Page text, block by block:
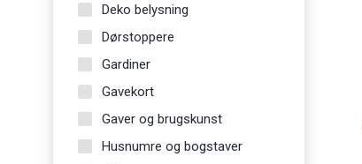
Deko belysning
Dørstoppere
Gardiner
Gavekort
Gaver og brugskunst
Husnumre og bogstaver